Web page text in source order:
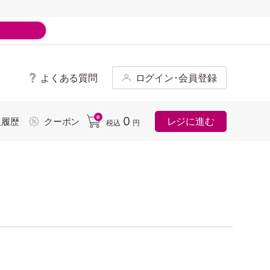
よくある質問 ログイン･会員登録
歴 クーポン 0
税込 0 円 レジに進む